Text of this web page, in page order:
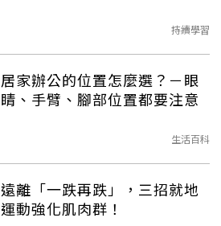
持續學習
居家辦公的位置怎麼選？－眼
睛、手臂、腳部位置都要注意
生活百科
遠離「一跌再跌」，三招就地
運動強化肌肉群！